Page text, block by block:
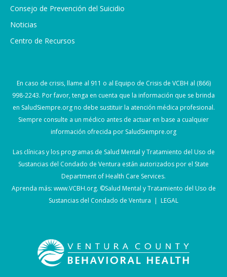
Consejo de Prevención del Suicidio
Noticias
Centro de Recursos
En caso de crisis, llame al 911 o al Equipo de Crisis de VCBH al (866)
998-2243. Por favor, tenga en cuenta que la información que se brinda
en SaludSiempre.org no debe sustituir la atención médica profesional.
Siempre consulte a un médico antes de actuar en base a cualquier
información ofrecida por SaludSiempre.org
Las clínicas y los programas de Salud Mental y Tratamiento del Uso de
Sustancias del Condado de Ventura están autorizados por el State
Department of Health Care Services.
Aprenda más: www.VCBH.org. ©Salud Mental y Tratamiento del Uso de
Sustancias del Condado de Ventura | LEGAL